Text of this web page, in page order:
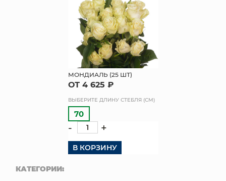
МОНДИАЛЬ (25 ШТ)
ОТ 4 625 ₽
ВЫБЕРИТЕ ДЛИНУ СТЕБЛЯ (СМ)
70
- +
В КОРЗИНУ
КАТЕГОРИИ: